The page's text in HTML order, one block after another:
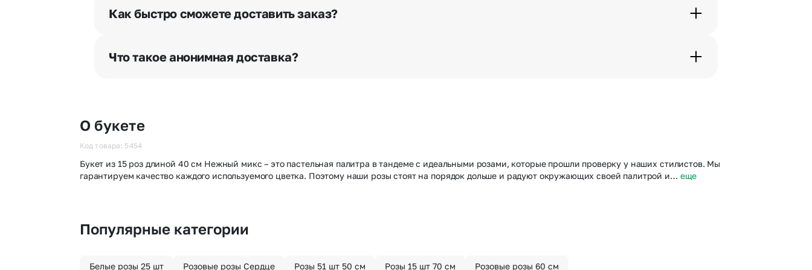
разрешения получателя, после чего высылается заказчику на указанный им почтовый адрес в срок от 1 до 3 дней. Услуга
бесплатная.
Как быстро сможете доставить заказ?
отрезка. Хотите получить цветы раньше? Оформите услугу срочной доставки, и мы доставим букет менее чем через 2
часа после оформления заказа.
Что такое анонимная доставка?
О букете
Код товара: 5454
Букет из 15 роз длиной 40 см Нежный микс – это пастельная палитра в тандеме с идеальными розами, которые прошли проверку у наших стилистов. Мы
гарантируем качество каждого используемого цветка. Поэтому наши розы стоят на порядок дольше и радуют окружающих своей палитрой и… еще
Популярные категории
Белые розы 25 шт Розовые розы Сердце Розы 51 шт 50 см Розы 15 шт 70 см Розовые розы 60 см